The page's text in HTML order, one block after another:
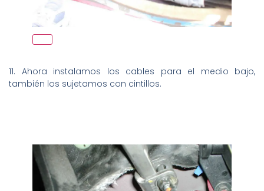
11. Ahora instalamos los cables para el medio bajo,
también los sujetamos con cintillos.